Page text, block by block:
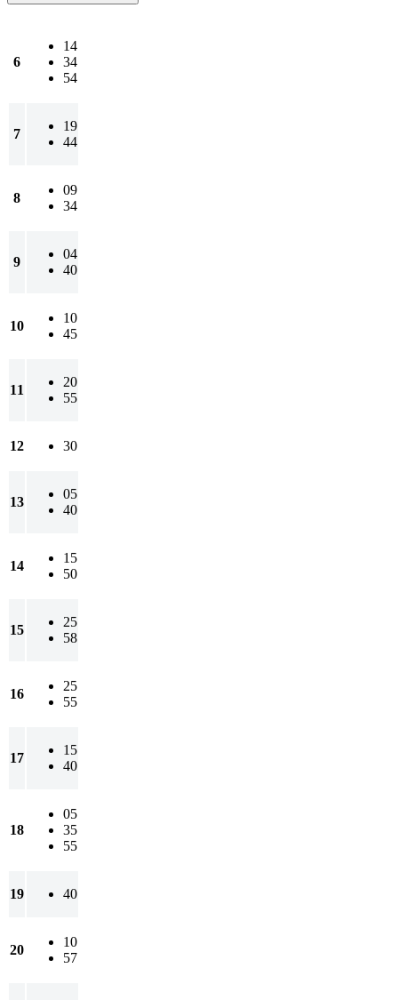
6
14
34
54
7
19
44
8
09
34
9
04
40
10
10
45
11
20
55
12 30
13
05
40
14
15
50
15
25
58
16
25
55
17
15
40
18
05
35
55
19 40
20
10
57